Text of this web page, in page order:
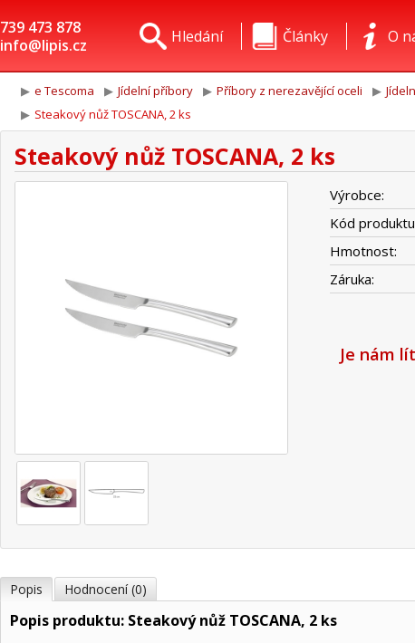
739 473 878
info@lipis.cz
O
Články
Hledání
e Tescoma Jídelní příbory Příbory z nerezavějící oceli
Steakový nůž TOSCANA, 2 ks
Steakový nůž TOSCANA, 2 ks
Výrobce:
Kód
Hmotnost:
Záruka:
Je nám
Popis Hodnocení (0)
Popis produktu: Steakový nůž TOSCANA, 2 ks